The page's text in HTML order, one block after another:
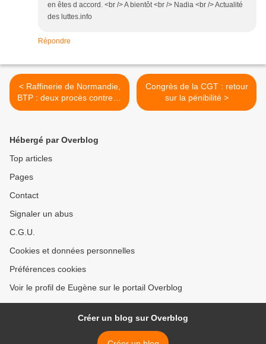
en êtes d accord. <br /> A bientôt <br /> Nadia <br /> Actualité
des luttes.info
Répondre
< Raffinerie de Normandie,
BTP : deux procès contre la
sous-traitance
Congrès de la CGT : retour
sur la pénibilité >
Hébergé par Overblog
Top articles
Pages
Contact
Signaler un abus
C.G.U.
Cookies et données personnelles
Préférences cookies
Voir le profil de Eugène sur le portail Overblog
Créer un blog sur Overblog